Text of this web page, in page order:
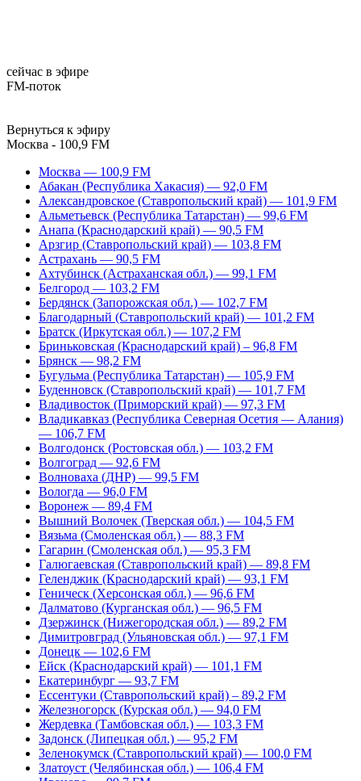
сейчас в эфире
FM-поток
Вернуться к эфиру
Москва - 100,9 FM
Москва — 100,9 FM
Абакан (Республика Хакасия) — 92,0 FM
Александровское (Ставропольский край) — 101,9 FM
Альметьевск (Республика Татарстан) — 99,6 FM
Анапа (Краснодарский край) — 90,5 FM
Арзгир (Ставропольский край) — 103,8 FM
Астрахань — 90,5 FM
Ахтубинск (Астраханская обл.) — 99,1 FM
Белгород — 103,2 FM
Бердянск (Запорожская обл.) — 102,7 FM
Благодарный (Ставропольский край) — 101,2 FM
Братск (Иркутская обл.) — 107,2 FM
Бриньковская (Краснодарский край) – 96,8 FM
Брянск — 98,2 FM
Бугульма (Республика Татарстан) — 105,9 FM
Буденновск (Ставропольский край) — 101,7 FM
Владивосток (Приморский край) — 97,3 FM
Владикавказ (Республика Северная Осетия — Алания)
— 106,7 FM
Волгодонск (Ростовская обл.) — 103,2 FM
Волгоград — 92,6 FM
Волноваха (ДНР) — 99,5 FM
Вологда — 96,0 FM
Воронеж — 89,4 FM
Вышний Волочек (Тверская обл.) — 104,5 FM
Вязьма (Смоленская обл.) — 88,3 FM
Гагарин (Смоленская обл.) — 95,3 FM
Галюгаевская (Ставропольский край) — 89,8 FM
Геленджик (Краснодарский край) — 93,1 FM
Геническ (Херсонская обл.) — 96,6 FM
Далматово (Курганская обл.) — 96,5 FM
Дзержинск (Нижегородская обл.) — 89,2 FM
Димитровград (Ульяновская обл.) — 97,1 FM
Донецк — 102,6 FM
Ейск (Краснодарский край) — 101,1 FM
Екатеринбург — 93,7 FM
Ессентуки (Ставропольский край) – 89,2 FM
Железногорск (Курская обл.) — 94,0 FM
Жердевка (Тамбовская обл.) — 103,3 FM
Задонск (Липецкая обл.) — 95,2 FM
Зеленокумск (Ставропольский край) — 100,0 FM
Златоуст (Челябинская обл.) — 106,4 FM